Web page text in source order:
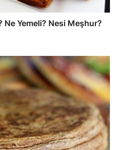
Ne Yemeli? Nesi Meşhur?